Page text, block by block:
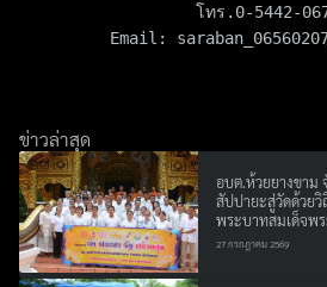
โทร.0-5442-
Email:
ข่าวล่าสุด
อบต.ห้วยยางขาม
สัปปายะสู่วัดด้วยวิ
พระบาทสมเด็จพร
27 กรกฎาคม 2569